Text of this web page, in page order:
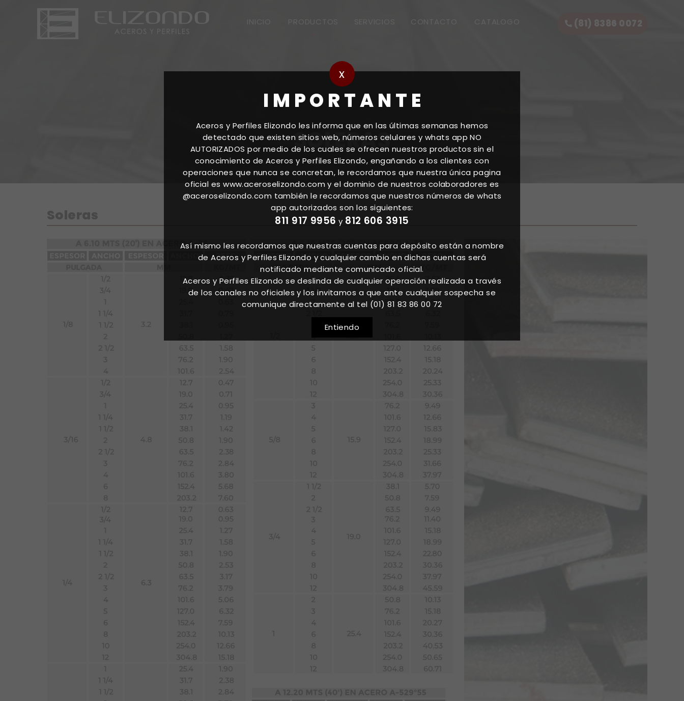
CONTACTO (81) 8386 0072
SOLERAS
Inicio Soleras
Soleras
x
I M P O R T A N T E
Aceros y Perfiles Elizondo les informa que en las últimas semanas hemos
detectado que existen sitios web, números celulares y whats app NO
AUTORIZADOS por medio de los cuales se ofrecen nuestros productos sin el
conocimiento de Aceros y Perfiles Elizondo, engañando a los clientes con
operaciones que nunca se concretan, le recordamos que nuestra única pagina
oficial es www.aceroselizondo.com y el dominio de nuestros colaboradores es
@aceroselizondo.com también le recordamos que nuestros números de whats
app autorizados son los siguientes:
811 917 9956 y 812 606 3915
Así mismo les recordamos que nuestras cuentas para depósito están a nombre
de Aceros y Perfiles Elizondo y cualquier cambio en dichas cuentas será
notificado mediante comunicado oficial.
Aceros y Perfiles Elizondo se deslinda de cualquier operación realizada a través
de los canales no oficiales y los invitamos a que ante cualquier sospecha se
comunique directamente al tel (01) 81 83 86 00 72
Entiendo